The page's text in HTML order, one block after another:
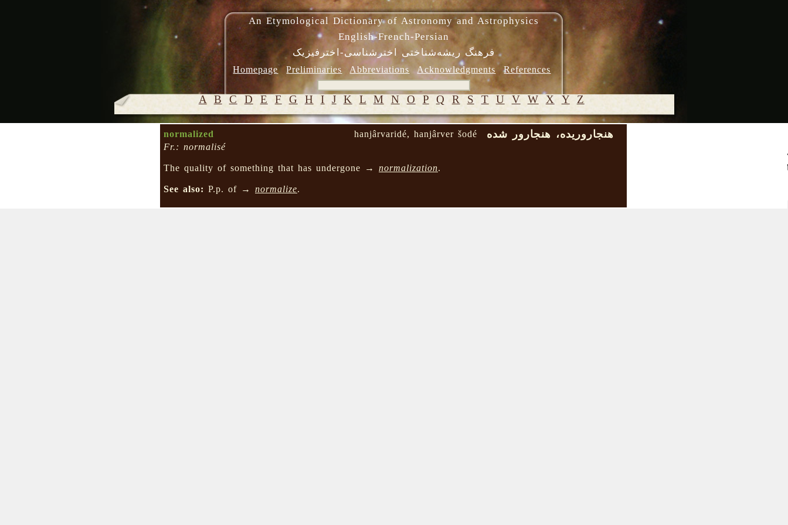
An Etymological Dictionary of Astronomy and Astrophysics
English-French-Persian
فرهنگ ریشه‌شناختی اخترشناسی-اخترفیزیک
Homepage Preliminaries Abbreviations Acknowledgments References
A B C D E F G H I J K L M N O P Q R S T U V W X Y Z
normalized هنجاروریده، هنجارور شده
hanjârvaridé, hanjârver šodé
Fr.: normalisé
The quality of something that has undergone → normalization.
See also: P.p. of → normalize.